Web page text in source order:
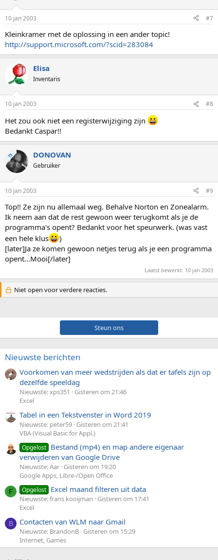
10 jan 2003 #7
Kleinkramer met de oplossing in een ander topic!
http://support.microsoft.com/?scid=283084
Elisa
Inventaris
10 jan 2003 #8
Het zou ook niet een registerwijziging zijn
Bedankt Caspar!!
TS DONOVAN
Gebruiker
10 jan 2003 #9
Top!! Ze zijn nu allemaal weg. Behalve Norton en Zonealarm.
Ik neem aan dat de rest gewoon weer terugkomt als je de
programma's opent? Bedankt voor het speurwerk. (was vast
een hele klus
)
[later]Ja ze komen gewoon netjes terug als je een programma
opent...Mooi[/later]
Laatst bewerkt: 10 jan 2003
Niet open voor verdere reacties.
Steun ons
Nieuwste berichten
Voorkomen van meer wedstrijden als dat er tafels zijn op
dezelfde speeldag
Nieuwste: xps351
Gisteren om 21:46
Excel
Tabel in een Tekstvenster in Word 2019
Nieuwste: peter59 Gisteren om 21:41
VBA (Visual Basic for Appl.)
Opgelost Bestand (mp4) en map andere eigenaar
verwijderen van Google Drive
Nieuwste: Aar Gisteren om 19:20
Google Apps, Libre-/Open Office
F Opgelost Excel maand filteren uit data
Nieuwste: frans kooijman
Gisteren om 17:41
Excel
B Contacten van WLM naar Gmail
Nieuwste: BrandonB Gisteren om 15:29
Internet, Games